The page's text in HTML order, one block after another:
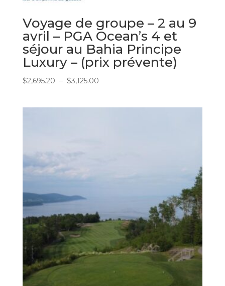
Voyage de groupe – 2 au 9
avril – PGA Ocean’s 4 et
séjour au Bahia Principe
Luxury – (prix prévente)
$2,695.20 – $3,125.00Plage